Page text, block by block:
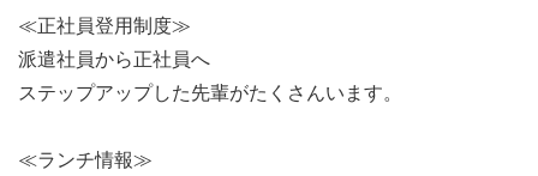
≪正社員登用制度≫
派遣社員から正社員へ
ステップアップした先輩がたくさんいます。
≪ランチ情報≫